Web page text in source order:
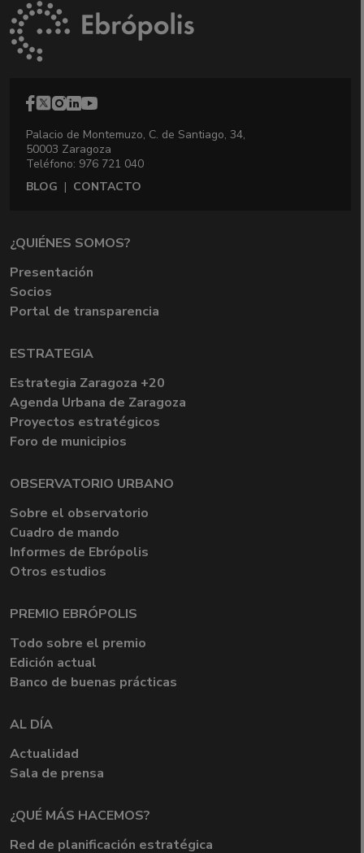
Palacio de Montemuzo, C. de Santiago, 34,
50003 Zaragoza
Teléfono: 976 721 040
BLOG | CONTACTO
¿QUIÉNES SOMOS?
Presentación
Socios
Portal de transparencia
ESTRATEGIA
Estrategia Zaragoza +20
Agenda Urbana de Zaragoza
Proyectos estratégicos
Foro de municipios
OBSERVATORIO URBANO
Sobre el observatorio
Cuadro de mando
Informes de Ebrópolis
Otros estudios
PREMIO EBRÓPOLIS
Todo sobre el premio
Edición actual
Banco de buenas prácticas
AL DÍA
Actualidad
Sala de prensa
¿QUÉ MÁS HACEMOS?
Red de planificación estratégica